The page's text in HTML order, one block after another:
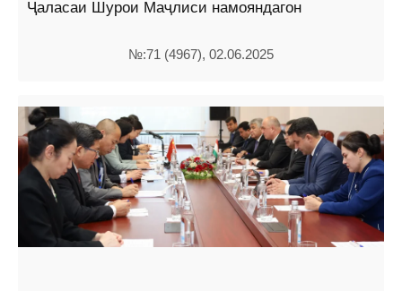
Ҷаласаи Шурои Маҷлиси намояндагон
№:71 (4967), 02.06.2025